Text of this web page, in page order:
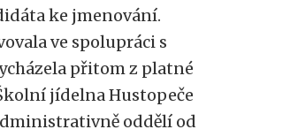
ke jmenování.
ve spolupráci s
přitom z platné
jídelna Hustopeče
oddělí od